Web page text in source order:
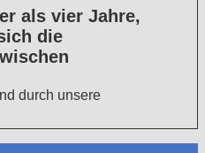
als vier Jahre,
die
durch unsere